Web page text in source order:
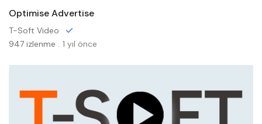
Optimise Advertise
T-Soft Video
947 izlenme . 1 yıl önce